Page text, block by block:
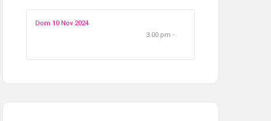
Dom 10 Nov 2024
3:00 pm -